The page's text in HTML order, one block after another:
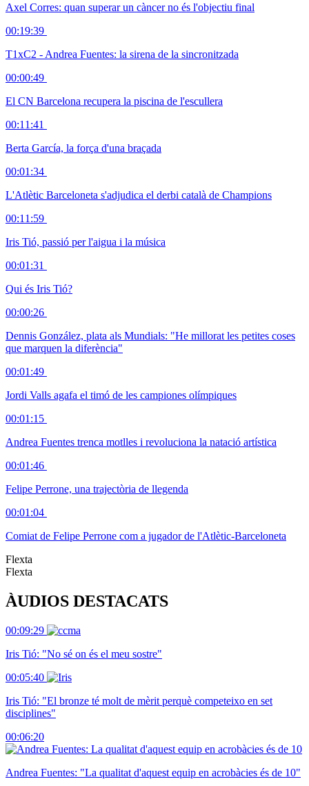
Axel Corres: quan superar un càncer no és l'objectiu final
00:19:39
T1xC2 - Andrea Fuentes: la sirena de la sincronitzada
00:00:49
El CN Barcelona recupera la piscina de l'escullera
00:11:41
Berta García, la força d'una braçada
00:01:34
L'Atlètic Barceloneta s'adjudica el derbi català de Champions
00:11:59
Iris Tió, passió per l'aigua i la música
00:01:31
Qui és Iris Tió?
00:00:26
Dennis González, plata als Mundials: "He millorat les petites coses
que marquen la diferència"
00:01:49
Jordi Valls agafa el timó de les campiones olímpiques
00:01:15
Andrea Fuentes trenca motlles i revoluciona la natació artística
00:01:46
Felipe Perrone, una trajectòria de llegenda
00:01:04
Comiat de Felipe Perrone com a jugador de l'Atlètic-Barceloneta
Flexta
Flexta
ÀUDIOS DESTACATS
00:09:29
Iris Tió: "No sé on és el meu sostre"
00:05:40
Iris Tió: "El bronze té molt de mèrit perquè competeixo en set
disciplines"
00:06:20
Andrea Fuentes: "La qualitat d'aquest equip en acrobàcies és de 10"